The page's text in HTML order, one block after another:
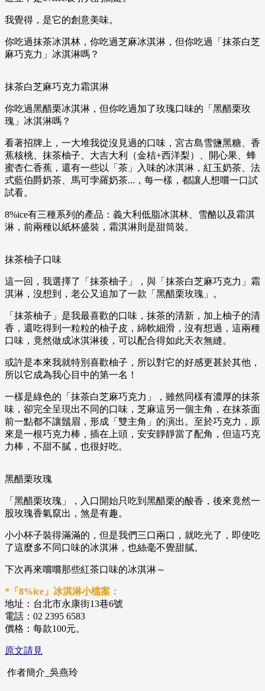
我覺得，是它的創意美味。
你吃過抹茶冰淇林，你吃過芝麻冰淇淋，但你吃過「抹茶白芝
麻巧克力」冰淇淋嗎？
抹茶白芝麻巧克力霜淇淋
你吃過黑醋栗冰淇淋，但你吃過加了玫瑰口味的「黑醋栗玫
瑰」冰淇淋嗎？
看著招牌上，一大堆我從沒見過的口味，宮古島雪鹽黑糖、香
蕉核桃、抹茶柚子、大吉大利（金桔+西洋梨）、開心果、蜂
蜜杏仁香蕉，還有一些以「茶」入味的冰淇淋，紅玉奶茶、法
式藍伯爵奶茶、馬可孛羅奶茶...，每一樣，都讓人想嚐一口試
試看。
8%ice有三種系列的產品：義大利低脂冰淇林、雪酪以及霜淇
淋，前兩種以紙杯盛裝，霜淇淋則是甜筒裝。
抹茶柚子口味
這一回，我選擇了「抹茶柚子」，與「抹茶白芝麻巧克力」霜
淇淋，沒想到，老公又追加了一款「黑醋栗玫瑰」。
「抹茶柚子」是我最喜歡的口味，抹茶的清新，加上柚子的清
香，還吃得到一粒粒的柚子皮，綿軟細滑，沒有想過，這兩種
口味，竟然做成冰淇淋後，可以配合得如此天衣無縫。
或許是本來我就特別喜歡柚子，所以對它的好感更甚於其他，
所以它成為我心目中的第一名！
一樣是綠色的「抹茶白芝麻巧克力」，雖然同樣有濃厚的抹茶
味，卻完全呈現出不同的口味，芝麻這另一個主角，在抹茶面
前一點都不讓鬚眉，形成「雙主角」的演出。至於巧克力，原
來是一根巧克力棒，插在上頭，安安靜靜當了配角，但這巧克
力棒，不甜不膩，也很好吃。
黑醋栗玫瑰
「黑醋栗玫瑰」，入口開始只吃到黑醋栗的酸香，後來竟然一
股玫瑰香氣竄出，煞是有趣。
小小杯子裝得滿滿的，但是我們三口兩口，就吃光了，即使吃
了這麼多不同口味的冰淇淋，也絲毫不覺甜膩。
下次再來嚐嚐那些紅茶口味的冰淇淋～
*「8%ice」冰淇淋小檔案：
地址：台北市永康街13巷6號
電話：02 2395 6583
價格：每款100元。
原文請見
作者簡介_吳燕玲